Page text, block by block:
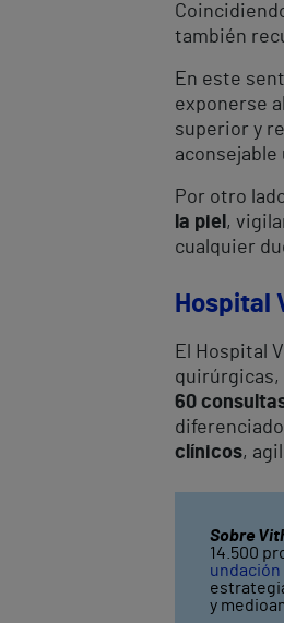
también
En este
exponerse
superior y
Por otro
la piel ,
cualquier
Hospital
El Hospital
quirúrgicas,
60
clínicos,
Sobre
14.500
undación
y